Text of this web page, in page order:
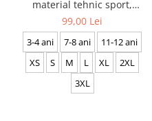
material tehnic sport,
bărbat, culoare albă, CS19
99,00 Lei
3-4 ani 7-8 ani
11-12 ani
XS
S M L XL
2XL
3XL